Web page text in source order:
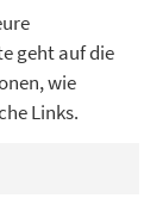
geht auf die
wie
Links.